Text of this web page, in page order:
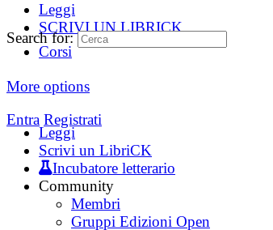
Leggi
SCRIVI UN LIBRICK
Corsi
More options
Entra Registrati
Search for:
Leggi
Scrivi un LibriCK
Incubatore letterario
Community
Membri
Gruppi Edizioni Open